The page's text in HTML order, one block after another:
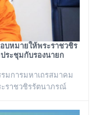
บหมายให้พระราชวชิร
ระชุมกับรองนายก
มการมหาเถรสมาคม
ะราชวชิรรัตนาภรณ์
ำเนียบรัฐบาล